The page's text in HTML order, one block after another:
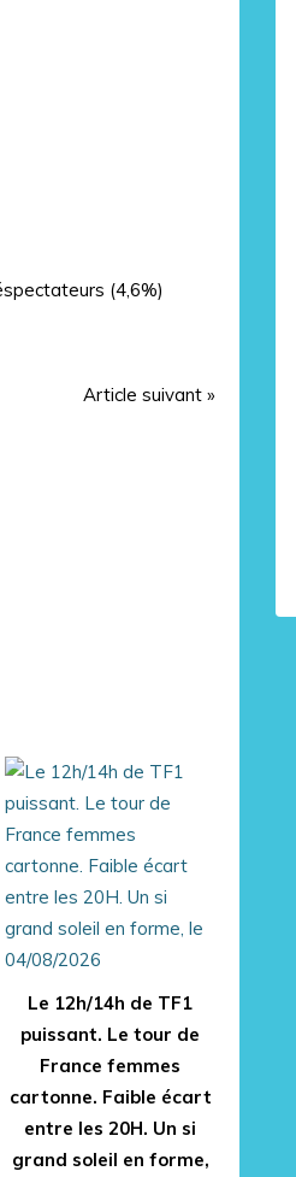
(4,6%)
Article suivant »
Le 12h/14h de TF1
puissant. Le tour de
France femmes
cartonne. Faible écart
entre les 20H. Un si
grand soleil en forme,